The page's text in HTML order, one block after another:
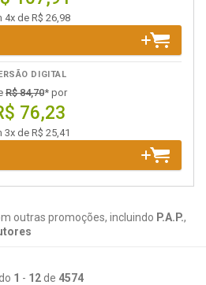
4x de R$ 26,98
DIGITAL
R$ 84,70* por
76,23
3x de R$ 25,41
outras promoções, incluindo P.A.P.,
1 - 12de 4574